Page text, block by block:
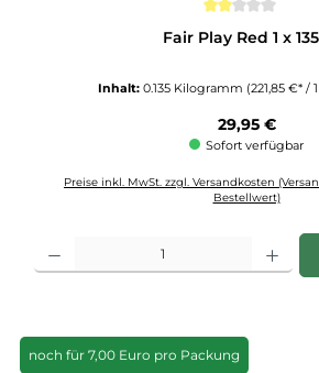
Fair Play Red 1 x
Inhalt: 0.135 Kilogramm (221,85 €* /
Regulärer
29,95 €
Sofort verfügbar
Preise inkl. MwSt. zzgl. Versandkosten
Bestellwert)
noch für 7,00 Euro pro Packung